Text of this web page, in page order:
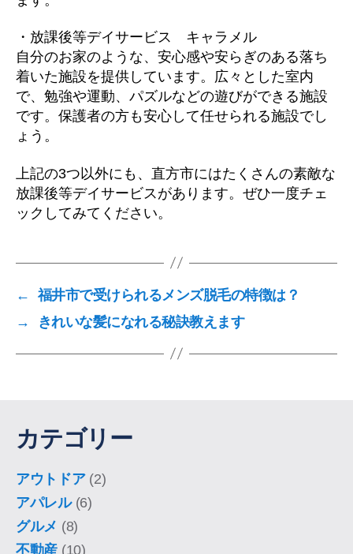
・放課後等デイサービス キャラメル
自分のお家のような、安心感や安らぎのある落ち
着いた施設を提供しています。広々とした室内
で、勉強や運動、パズルなどの遊びができる施設
です。保護者の方も安心して任せられる施設でし
ょう。
上記の3つ以外にも、直方市にはたくさんの素敵な
放課後等デイサービスがあります。ぜひ一度チェ
ックしてみてください。
←
福井市で受けられるメンズ脱毛の特徴は？
→
きれいな髪になれる秘訣教えます
カテゴリー
アウトドア(2)
アパレル(6)
グルメ (8)
不動産 (10)